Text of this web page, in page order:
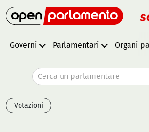
Governi Parlamentari Organi
Cerca un parlamentare
Votazioni